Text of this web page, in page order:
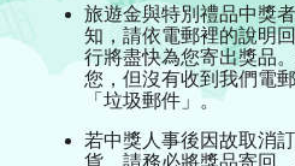
旅遊金與特別禮品中獎
知，請依電郵裡的說明
行將盡快為您寄出獎品
您，但沒有收到我們電
「垃圾郵件」。
若中獎人事後因故取消